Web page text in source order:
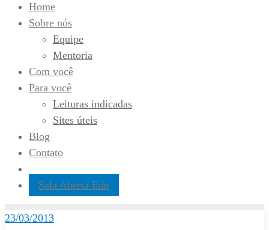
Home
Sobre nós
Equipe
Mentoria
Com você
Para você
Leituras indicadas
Sites úteis
Blog
Contato
Sala Aberta Edu
23/03/2013